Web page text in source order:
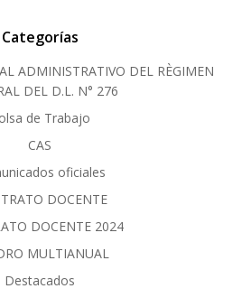
Categorías
ADMINISTRATIVO DEL RÈGIMEN
DEL D.L. N° 276
de Trabajo
CAS
oficiales
DOCENTE
DOCENTE 2024
MULTIANUAL
Destacados